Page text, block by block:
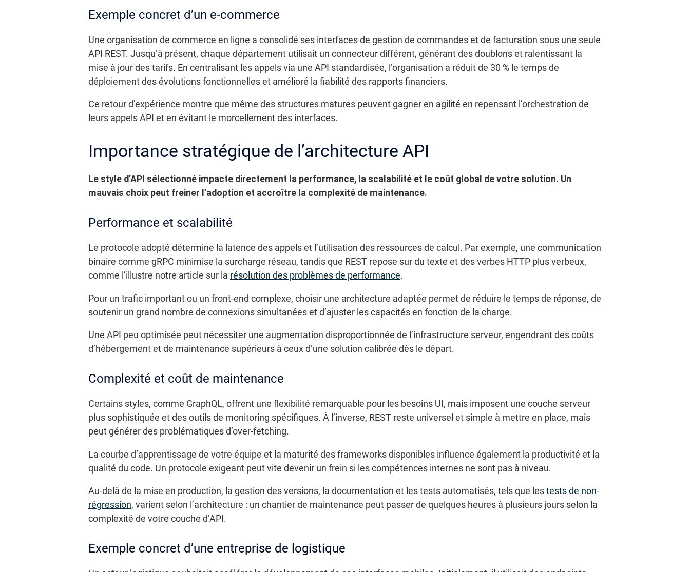
Exemple concret d’un e-commerce
Une organisation de commerce en ligne a consolidé ses interfaces de gestion de commandes et de facturation sous une seule
API REST. Jusqu’à présent, chaque département utilisait un connecteur différent, générant des doublons et ralentissant la
mise à jour des tarifs. En centralisant les appels via une API standardisée, l’organisation a réduit de 30 % le temps de
déploiement des évolutions fonctionnelles et amélioré la fiabilité des rapports financiers.
Ce retour d’expérience montre que même des structures matures peuvent gagner en agilité en repensant l’orchestration de
leurs appels API et en évitant le morcellement des interfaces.
Importance stratégique de l’architecture API
Le style d’API sélectionné impacte directement la performance, la scalabilité et le coût global de votre solution. Un
mauvais choix peut freiner l’adoption et accroître la complexité de maintenance.
Performance et scalabilité
Le protocole adopté détermine la latence des appels et l’utilisation des ressources de calcul. Par exemple, une communication
binaire comme gRPC minimise la surcharge réseau, tandis que REST repose sur du texte et des verbes HTTP plus verbeux,
comme l’illustre notre article sur la résolution des problèmes de performance.
Pour un trafic important ou un front-end complexe, choisir une architecture adaptée permet de réduire le temps de réponse, de
soutenir un grand nombre de connexions simultanées et d’ajuster les capacités en fonction de la charge.
Une API peu optimisée peut nécessiter une augmentation disproportionnée de l’infrastructure serveur, engendrant des coûts
d’hébergement et de maintenance supérieurs à ceux d’une solution calibrée dès le départ.
Complexité et coût de maintenance
Certains styles, comme GraphQL, offrent une flexibilité remarquable pour les besoins UI, mais imposent une couche serveur
plus sophistiquée et des outils de monitoring spécifiques. À l’inverse, REST reste universel et simple à mettre en place, mais
peut générer des problématiques d’over-fetching.
La courbe d’apprentissage de votre équipe et la maturité des frameworks disponibles influence également la productivité et la
qualité du code. Un protocole exigeant peut vite devenir un frein si les compétences internes ne sont pas à niveau.
Au-delà de la mise en production, la gestion des versions, la documentation et les tests automatisés, tels que les tests de non-
régression, varient selon l’architecture : un chantier de maintenance peut passer de quelques heures à plusieurs jours selon la
complexité de votre couche d’API.
Exemple concret d’une entreprise de logistique